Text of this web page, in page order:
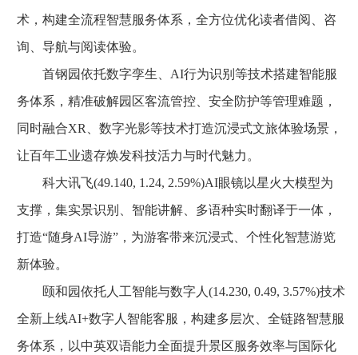
术，构建全流程智慧服务体系，全方位优化读者借阅、咨
询、导航与阅读体验。
首钢园依托数字孪生、AI行为识别等技术搭建智能服
务体系，精准破解园区客流管控、安全防护等管理难题，
同时融合XR、数字光影等技术打造沉浸式文旅体验场景，
让百年工业遗存焕发科技活力与时代魅力。
科大讯飞(49.140, 1.24, 2.59%)AI眼镜以星火大模型为
支撑，集实景识别、智能讲解、多语种实时翻译于一体，
打造“随身AI导游”，为游客带来沉浸式、个性化智慧游览
新体验。
颐和园依托人工智能与数字人(14.230, 0.49, 3.57%)技术
全新上线AI+数字人智能客服，构建多层次、全链路智慧服
务体系，以中英双语能力全面提升景区服务效率与国际化